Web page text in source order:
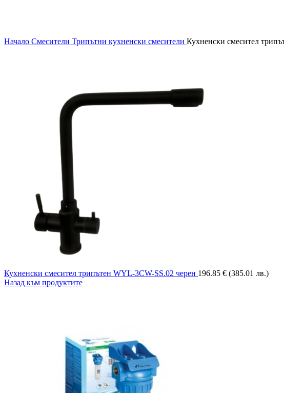
Начало Смесители Трипътни кухненски смесители Кухненски смесител
Кухненски смесител трипътен WYL-3CW-SS.02 черен 196.85 € (385.01 лв.)
Назад към продуктите